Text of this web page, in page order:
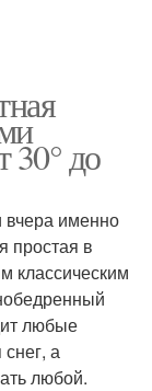
30° до
вчера именно
простая в
классическим
любые
а
любой.